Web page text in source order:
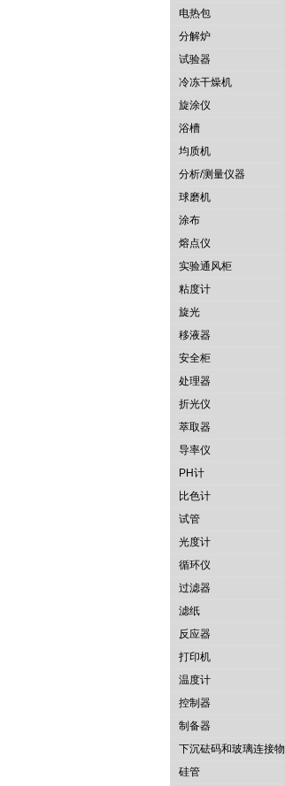
电热包
分解炉
试验器
冷冻干燥机
旋涂仪
浴槽
均质机
分析/测量仪器
球磨机
涂布
熔点仪
实验通风柜
粘度计
旋光
移液器
安全柜
处理器
折光仪
萃取器
导率仪
PH计
比色计
试管
光度计
循环仪
过滤器
滤纸
反应器
打印机
温度计
控制器
制备器
下沉砝码和玻璃连接物
硅管